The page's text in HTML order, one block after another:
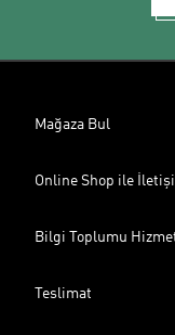
Mağaza Bul
Online Shop ile
Bilgi Toplumu
Teslimat